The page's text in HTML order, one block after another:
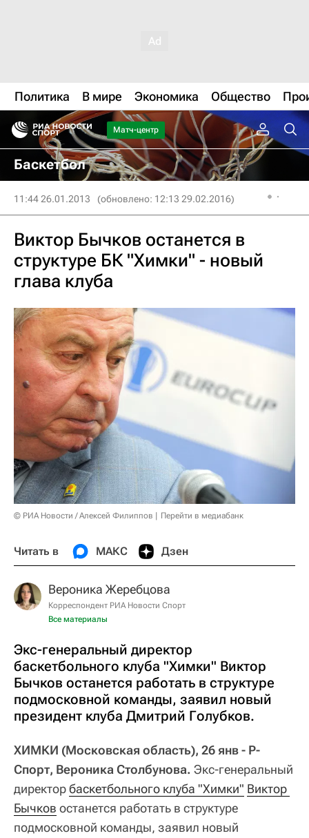
Политика В мире Экономика Общество
Матч-центр
Баскетбол
11:44 26.01.2013 (обновлено: 12:13 29.02.2016)
Виктор Бычков останется в
структуре БК "Химки" - новый
глава клуба
© РИА Новости / Алексей Филиппов Перейти в медиабанк
Читать в МАКС Дзен
Вероника Жеребцова
Корреспондент РИА Новости Спорт
Все материалы
Экс-генеральный директор
баскетбольного клуба "Химки" Виктор
Бычков останется работать в структуре
подмосковной команды, заявил новый
президент клуба Дмитрий Голубков.
ХИМКИ (Московская область), 26 янв - Р-
Спорт, Вероника Столбунова. Экс-генеральный
директорбаскетбольного клуба "Химки" Виктор
Бычков останется работать в структуре
подмосковной команды, заявил новый